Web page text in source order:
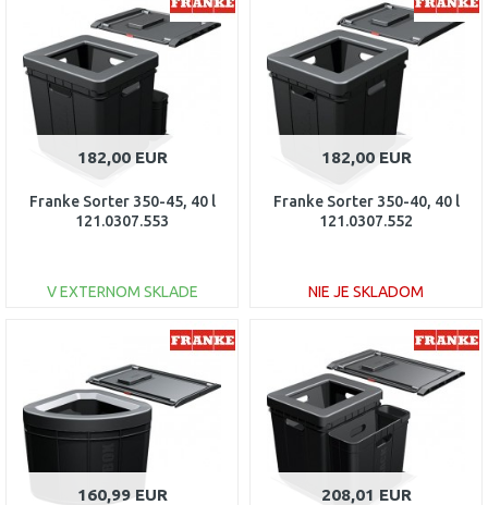
Porovnať Porovnať
182,00 EUR
Franke Sorter 350-45, 40 l
121.0307.553
V EXTERNOM SKLADE
DO KOŠÍKA
Porovnať
182,00 EUR
Franke Sorter 350-40, 40 l
121.0307.552
NIE JE SKLADOM
DO KOŠÍKA
Porovnať
160,99 EUR 208,01 EUR